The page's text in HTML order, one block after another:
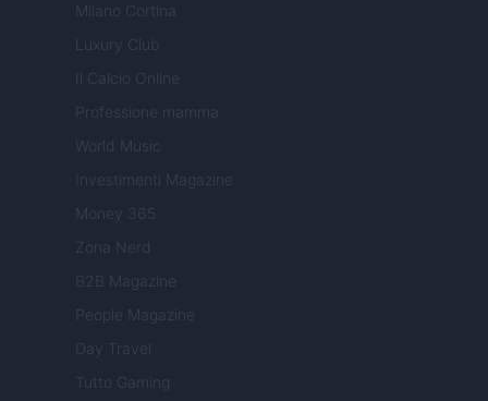
Milano Cortina
Luxury Club
Il Calcio Online
Professione mamma
World Music
Investimenti Magazine
Money 365
Zona Nerd
B2B Magazine
People Magazine
Day Travel
Tutto Gaming